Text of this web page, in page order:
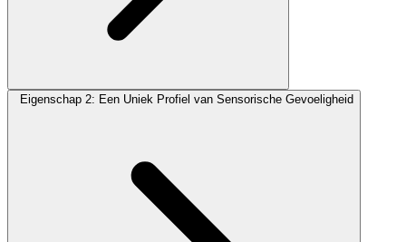
Eigenschap 2: Een Uniek Profiel van Sensorische Gevoeligheid